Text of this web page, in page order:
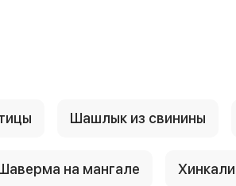
Шашлык из свинины
на мангале Хинкали